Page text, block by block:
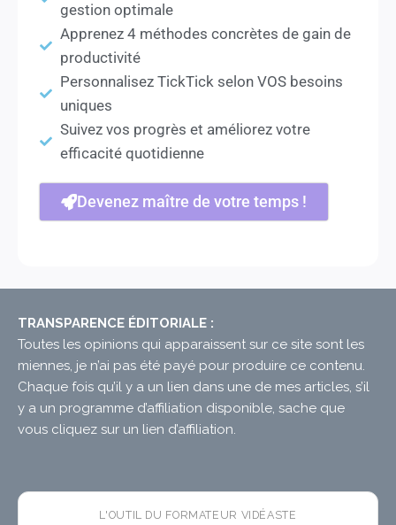
gestion optimale
Apprenez 4 méthodes concrètes de gain de
productivité
Personnalisez TickTick selon VOS besoins
uniques
Suivez vos progrès et améliorez votre
efficacité quotidienne
Devenez maître de votre temps !
TRANSPARENCE ÉDITORIALE :
Toutes les opinions qui apparaissent sur ce site sont les
miennes, je n’ai pas été payé pour produire ce contenu.
Chaque fois qu’il y a un lien dans une de mes articles, s’il
y a un programme d’affiliation disponible, sache que
vous cliquez sur un lien d’affiliation.
L'OUTIL DU FORMATEUR VIDÉASTE